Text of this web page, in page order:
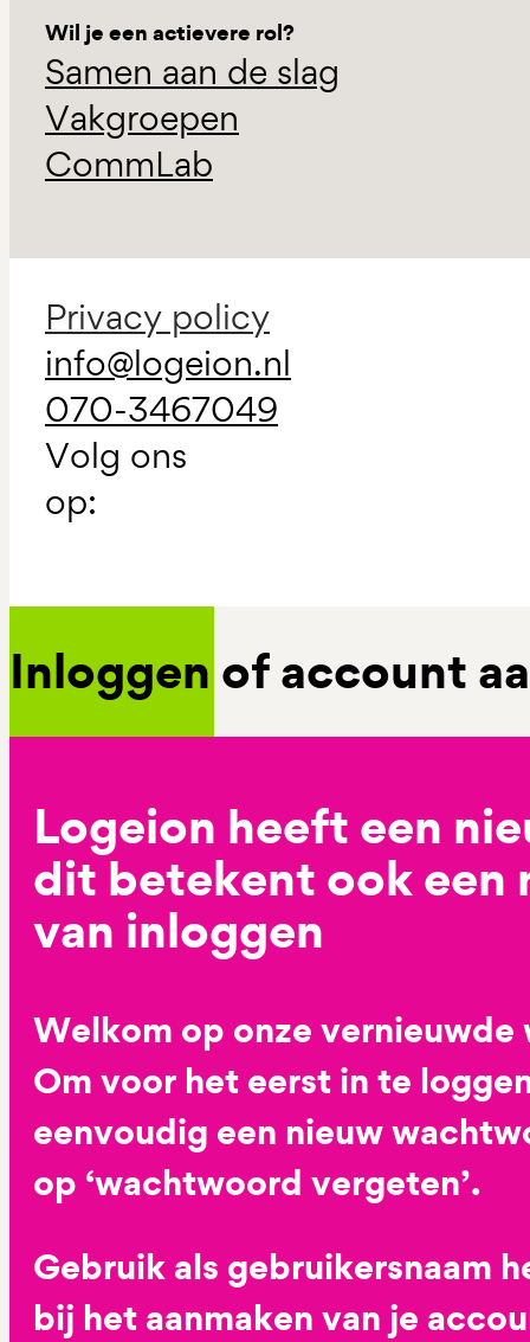
Wil je een actievere rol?
Samen aan de slag
Vakgroepen
CommLab
Privacy policy
info@logeion.nl
070-3467049
Volg ons
op:
Inloggen of account
Logeion heeft een
dit betekent ook een
van inloggen
Welkom op onze vernieuwde
Om voor het eerst in te
eenvoudig een nieuw
op ‘wachtwoord vergeten’.
Gebruik als gebruikersnaam
bij het aanmaken van je